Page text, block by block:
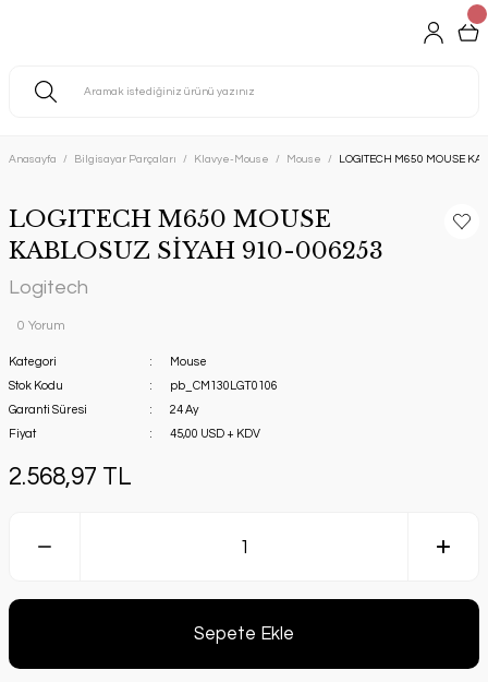
Anasayfa Bilgisayar Parçaları Klavye-Mouse Mouse LOGITECH M650 MOUSE
LOGITECH M650 MOUSE
KABLOSUZ SİYAH 910-006253
Logitech
0 Yorum
Kategori
Mouse
Stok Kodu
pb_CM130LGT0106
Garanti Süresi
24 Ay
Fiyat
45,00 USD + KDV
2.568,97 TL
Sepete Ekle